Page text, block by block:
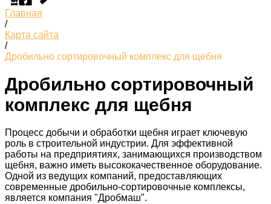
Главная
/
Карта сайта
/
Дробильно сортировочный комплекс для щебня
Дробильно сортировочный
комплекс для щебня
Процесс добычи и обработки щебня играет ключевую
роль в строительной индустрии. Для эффективной
работы на предприятиях, занимающихся производством
щебня, важно иметь высококачественное оборудование.
Одной из ведущих компаний, предоставляющих
современные дробильно-сортировочные комплексы,
является компания "Дробмаш".